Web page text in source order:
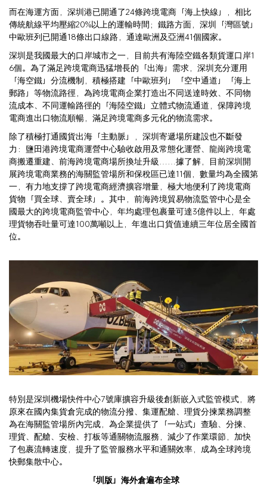
而在海運方面，深圳港已開通了24條跨境電商「海上快線」，相比
傳統航線平均壓縮20%以上的運輸時間；鐵路方面，深圳「灣區號」
中歐班列已開通18條出口線路，通達歐洲及亞洲41個國家。
深圳是我國最大的口岸城市之一，目前共有海陸空鐵各類貨運口岸1
6個。為了滿足跨境電商迅猛增長的「出海」需求，深圳充分運用
「海空鐵」分流機制，積極搭建「中歐班列」「空中通道」「海上
郵路」等物流路徑，為跨境電商企業打造出不同送達時效、不同物
流成本、不同運輸路徑的「海陸空鐵」立體式物流通道，保障跨境
電商進出口物流順暢，滿足跨境電商多元化的物流需求。
除了積極打通國貨出海「主動脈」，深圳寄遞場所建設也不斷發
力：鹽田港跨境電商運營中心驗收啟用及常態化運營、龍崗跨境電
商搬遷重建、前海跨境電商場所換址升級……據了解，目前深圳開
展跨境電商業務的海關監管場所和保稅區已達11個，數量均為全國第
一，有力地支撐了跨境電商經濟擴容增量，極大地便利了跨境電商
貨物「買全球、賣全球」。其中，前海跨境貿易物流監管中心是全
國最大的跨境電商監管中心，年均處理包裹量可達3億件以上，年處
理貨物吞吐量可達100萬噸以上，年進出口貨值連續三年位居全國首
位。
特別是深圳機場快件中心7號庫擴容升級後創新嵌入式監管模式，將
原來在國內集貨倉完成的物流分撥、集運配艙、理貨分揀業務調整
為在海關監管場所內完成，為企業提供了「一站式」查驗、分揀、
理貨、配艙、安檢、打板等通關物流服務，減少了作業環節，加快
了包裹流轉速度，提升了監管服務水平和通關效率，成為全球跨境
快郵集散中心。
「圳版」海外倉遍布全球